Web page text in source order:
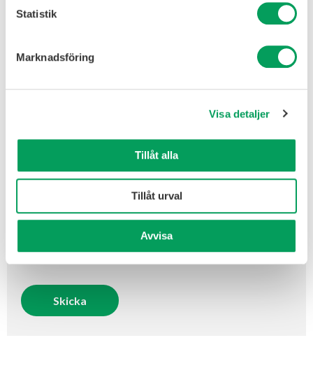
Statistik
Marknadsföring
Visa detaljer
Tillåt alla
Tillåt urval
Avvisa